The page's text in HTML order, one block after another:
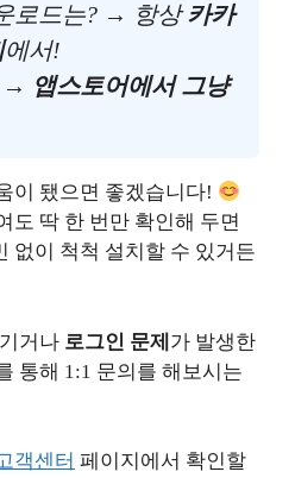
로드는? → 항상카카
에서!
→ 앱스토어에서 그냥
이 됐으면 좋겠습니다!
도 딱 한 번만 확인해 두면
없이 척척 설치할 수 있거든
거나 로그인 문제 가 발생한
통해 1:1 문의를 해보시는
객센터 페이지에서 확인할